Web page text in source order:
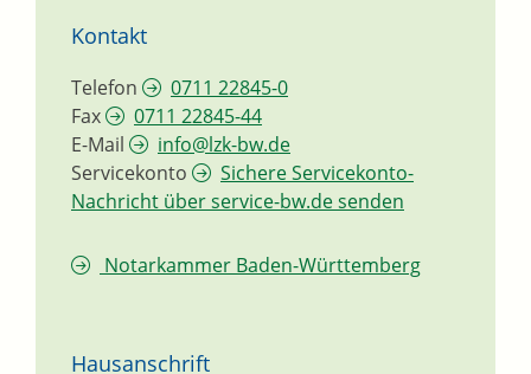
Kontakt
Telefon
0711 22845-0
Fax
0711 22845-44
E-Mail
info@lzk-bw.de
Servicekonto
Sichere Servicekonto-
Nachricht über service-bw.de senden
Notarkammer Baden-Württemberg
Hausanschrift